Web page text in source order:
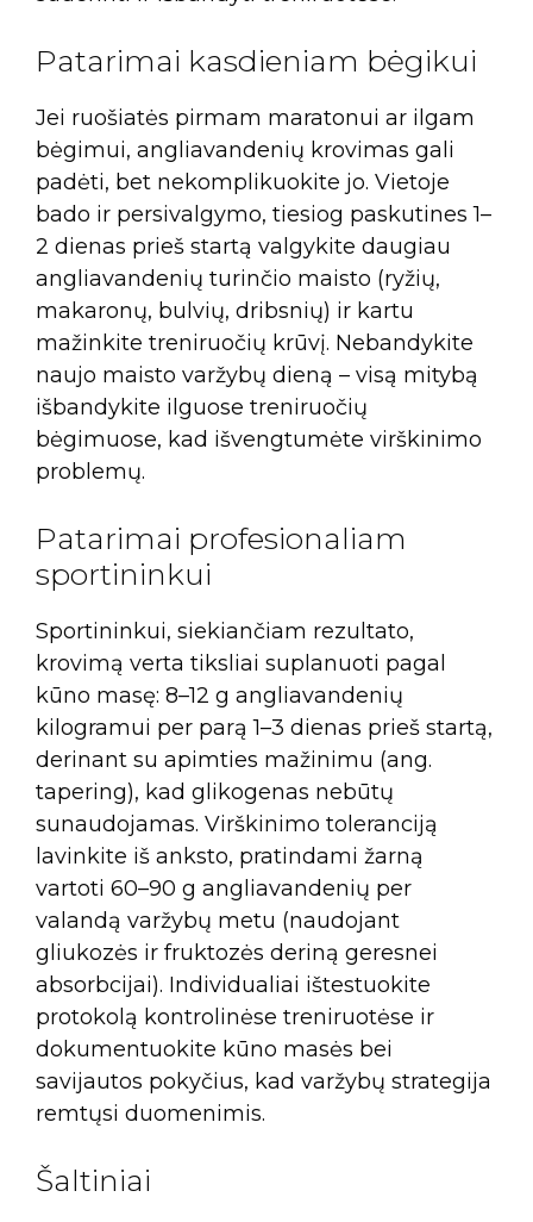
Patarimai kasdieniam bėgikui
Jei ruošiatės pirmam maratonui ar ilgam
bėgimui, angliavandenių krovimas gali
padėti, bet nekomplikuokite jo. Vietoje
bado ir persivalgymo, tiesiog paskutines 1–
2 dienas prieš startą valgykite daugiau
angliavandenių turinčio maisto (ryžių,
makaronų, bulvių, dribsnių) ir kartu
mažinkite treniruočių krūvį. Nebandykite
naujo maisto varžybų dieną – visą mitybą
išbandykite ilguose treniruočių
bėgimuose, kad išvengtumėte virškinimo
problemų.
Patarimai profesionaliam
sportininkui
Sportininkui, siekiančiam rezultato,
krovimą verta tiksliai suplanuoti pagal
kūno masę: 8–12 g angliavandenių
kilogramui per parą 1–3 dienas prieš startą,
derinant su apimties mažinimu (ang.
tapering), kad glikogenas nebūtų
sunaudojamas. Virškinimo toleranciją
lavinkite iš anksto, pratindami žarną
vartoti 60–90 g angliavandenių per
valandą varžybų metu (naudojant
gliukozės ir fruktozės deriną geresnei
absorbcijai). Individualiai ištestuokite
protokolą kontrolinėse treniruotėse ir
dokumentuokite kūno masės bei
savijautos pokyčius, kad varžybų strategija
remtųsi duomenimis.
Šaltiniai